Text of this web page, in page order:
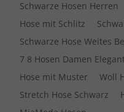
Schwarze Hosen Herren
Hose mit Schlitz
Schwarze Hose Weites
7 8 Hosen Damen
Hose mit Muster
Woll
Stretch Hose Schwarz